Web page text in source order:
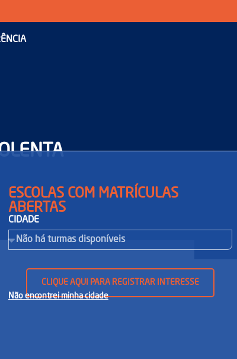
ESCOLAS COM MATRÍCULAS
ABERTAS
CIDADE
CLIQUE AQUI PARA REGISTRAR INTERESSE
Não encontrei minha cidade